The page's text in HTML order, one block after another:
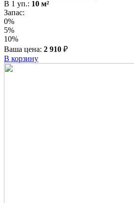
В 1 уп.: 10 м²
Запас:
0%
5%
10%
Ваша цена: 2 910 ₽
В корзину